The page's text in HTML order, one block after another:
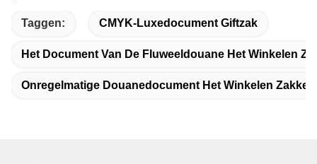
Taggen: CMYK-Luxedocument Giftzak
Het Document Van De Fluweeldouane Het Winkelen
Onregelmatige Douanedocument Het Winkelen Zakken